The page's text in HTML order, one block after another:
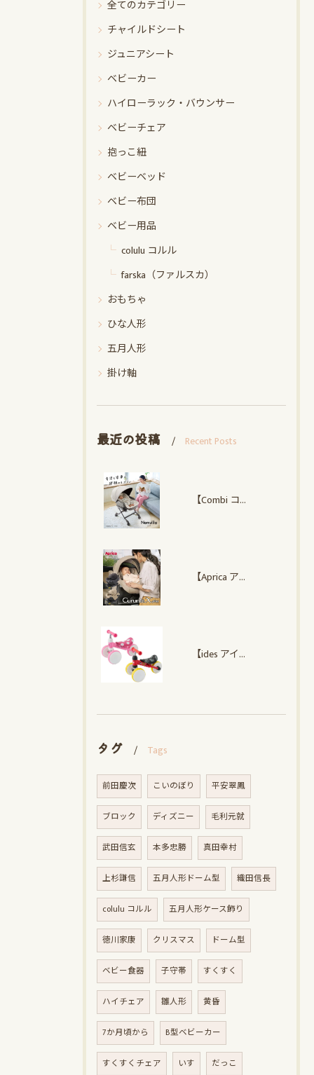
全てのカテゴリー
チャイルドシート
ジュニアシート
ベビーカー
ハイローラック・バウンサー
ベビーチェア
抱っこ紐
ベビーベッド
ベビー布団
ベビー用品
colulu コルル
farska（ファルスカ）
おもちゃ
ひな人形
五月人形
掛け軸
最近の投稿 Recent Posts
【Combi コンビ】 ネムリラ Auto plus NS
【Aprica アップリカ】クルリラ エックス プラスAC
【ides アイデス】 D-Bike mini ワイド ミッキー・ミニー
タグ Tags
前田慶次 こいのぼり 平安翠鳳
ブロック ディズニー 毛利元就
武田信玄 本多忠勝 真田幸村
上杉謙信 五月人形ドーム型 織田信長
colulu コルル 五月人形ケース飾り
徳川家康 クリスマス ドーム型
ベビー食器 子守帯 すくすく
ハイチェア 雛人形 黄昏
7か月頃から B型ベビーカー
すくすくチェア いす だっこ